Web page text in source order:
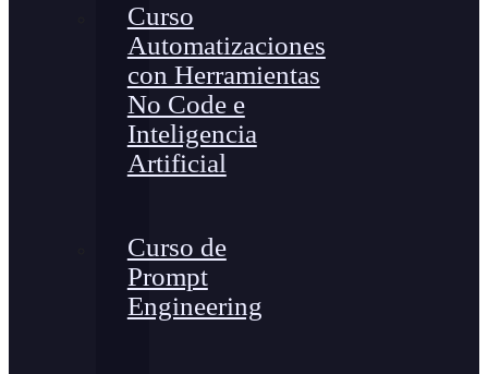
Curso
Automatizaciones
con Herramientas
No Code e
Inteligencia
Artificial
Curso de
Prompt
Engineering